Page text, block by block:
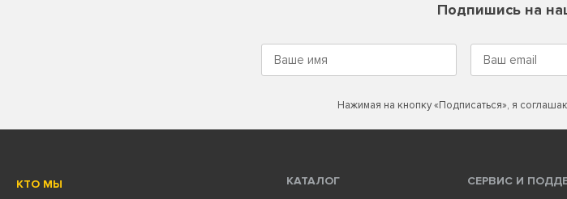
Подпишись на
Нажимая на кнопку «Подписаться», я
КТО МЫ
КАТАЛОГ СЕРВИС И